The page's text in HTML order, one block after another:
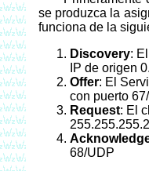
se produzca la
funciona de la
Discovery:
IP de origen
Offer: El
con puerto
Request: El
68/UDP